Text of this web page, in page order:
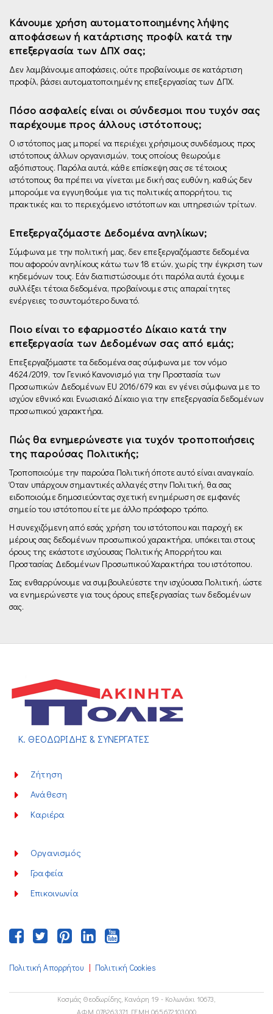
Κάνουμε χρήση αυτοματοποιημένης λήψης
αποφάσεων ή κατάρτισης προφίλ κατά την
επεξεργασία των ΔΠΧ σας;
Δεν λαμβάνουμε αποφάσεις, ούτε προβαίνουμε σε κατάρτιση
προφίλ, βάσει αυτοματοποιημένης επεξεργασίας των ΔΠΧ.
Πόσο ασφαλείς είναι οι σύνδεσμοι που τυχόν σας
παρέχουμε προς άλλους ιστότοπους;
Ο ιστότοπος μας μπορεί να περιέχει χρήσιμους συνδέσμους προς
ιστότοπους άλλων οργανισμών, τους οποίους θεωρούμε
αξιόπιστους. Παρόλα αυτά, κάθε επίσκεψη σας σε τέτοιους
ιστότοπους θα πρέπει να γίνεται με δική σας ευθύνη, καθώς δεν
μπορούμε να εγγυηθούμε για τις πολιτικές απορρήτου, τις
πρακτικές και το περιεχόμενο ιστότοπων και υπηρεσιών τρίτων.
Επεξεργαζόμαστε Δεδομένα ανηλίκων;
Σύμφωνα με την πολιτική μας, δεν επεξεργαζόμαστε δεδομένα
που αφορούν ανηλίκους κάτω των 18 ετών, χωρίς την έγκριση των
κηδεμόνων τους. Εάν διαπιστώσουμε ότι παρόλα αυτά έχουμε
συλλέξει τέτοια δεδομένα, προβαίνουμε στις απαραίτητες
ενέργειες το συντομότερο δυνατό.
Ποιο είναι το εφαρμοστέο Δίκαιο κατά την
επεξεργασία των Δεδομένων σας από εμάς;
Επεξεργαζόμαστε τα δεδομένα σας σύμφωνα µε τον νόμο
4624/2019, τον Γενικό Κανονισμό για την Προστασία των
Προσωπικών Δεδομένων EU 2016/679 και εν γένει σύμφωνα με το
ισχύον εθνικό και Ενωσιακό Δίκαιο για την επεξεργασία δεδομένων
προσωπικού χαρακτήρα.
Πώς θα ενημερώνεστε για τυχόν τροποποιήσεις
της παρούσας Πολιτικής;
Τροποποιούμε την παρούσα Πολιτική όποτε αυτό είναι αναγκαίο.
Όταν υπάρχουν σημαντικές αλλαγές στην Πολιτική, θα σας
ειδοποιούμε δημοσιεύοντας σχετική ενημέρωση σε εμφανές
σημείο του ιστότοπου είτε µε άλλο πρόσφορο τρόπο.
Η συνεχιζόμενη από εσάς χρήση του ιστότοπου και παροχή εκ
μέρους σας δεδομένων προσωπικού χαρακτήρα, υπόκειται στους
όρους της εκάστοτε ισχύουσας Πολιτικής Απορρήτου και
Προστασίας Δεδομένων Προσωπικού Χαρακτήρα του ιστότοπου.
Σας ενθαρρύνουμε να συμβουλεύεστε την ισχύουσα Πολιτική, ώστε
να ενημερώνεστε για τους όρους επεξεργασίας των δεδομένων
σας.
Κ. ΘΕΟΔΩΡΙΔΗΣ & ΣΥΝΕΡΓΑΤΕΣ
Ζήτηση
Ανάθεση
Καριέρα
Οργανισμός
Γραφεία
Επικοινωνία
Πολιτική Απορρήτου | Πολιτική Cookies
Κοσμάς Θεοδωρίδης, Κανάρη 19 - Κολωνάκι 10673,
ΑΦΜ 078263371, ΓΕΜΗ 065672103000